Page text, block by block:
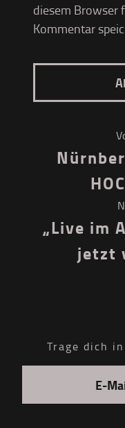
diesem Browser
Kommentar
„Live im
jetzt
Trage dich